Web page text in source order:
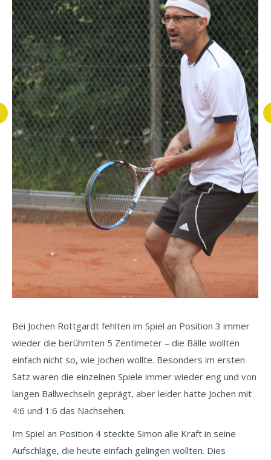
Bei Jochen Rottgardt fehlten im Spiel an Position 3 immer
wieder die berühmten 5 Zentimeter – die Bälle wollten
einfach nicht so, wie Jochen wollte. Besonders im ersten
Satz waren die einzelnen Spiele immer wieder eng und von
langen Ballwechseln geprägt, aber leider hatte Jochen mit
4:6 und 1:6 das Nachsehen.
Im Spiel an Position 4 steckte Simon alle Kraft in seine
Aufschläge, die heute einfach gelingen wollten. Dies